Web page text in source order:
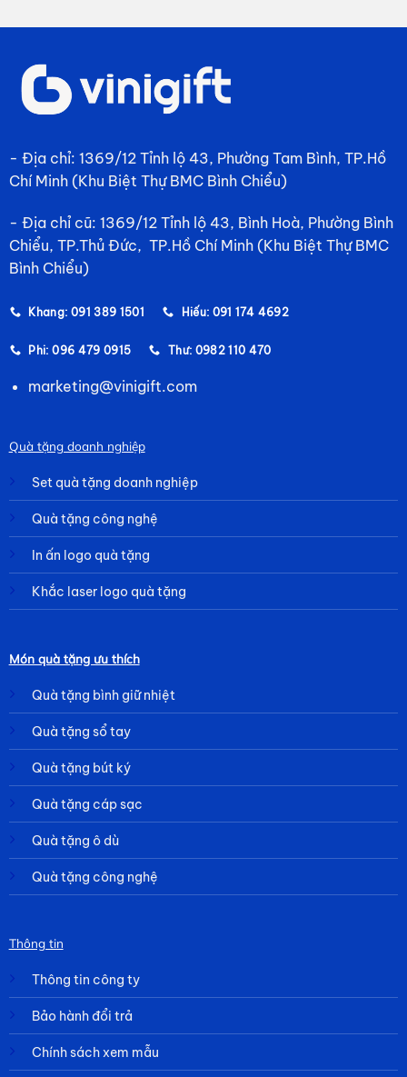
- Địa chỉ: 1369/12 Tỉnh lộ 43, Phường Tam Bình, TP.Hồ
Chí Minh (Khu Biệt Thự BMC Bình Chiểu)
- Địa chỉ cũ: 1369/12 Tỉnh lộ 43, Bình Hoà, Phường Bình
Chiểu, TP.Thủ Đức, TP.Hồ Chí Minh (Khu Biệt Thự BMC
Bình Chiểu)
Khang: 091 389 1501 Hiếu: 091 174 4692
Phi: 096 479 0915 Thư: 0982 110 470
marketing@vinigift.com
Quà tặng doanh nghiệp
Set quà tặng doanh nghiệp
Quà tặng công nghệ
In ấn logo quà tặng
Khắc laser logo quà tặng
Món quà tặng ưu thích
Quà tặng bình giữ nhiệt
Quà tặng sổ tay
Quà tặng bút ký
Quà tặng cáp sạc
Quà tặng ô dù
Quà tặng công nghệ
Thông tin
Thông tin công ty
Bảo hành đổi trả
Chính sách xem mẫu